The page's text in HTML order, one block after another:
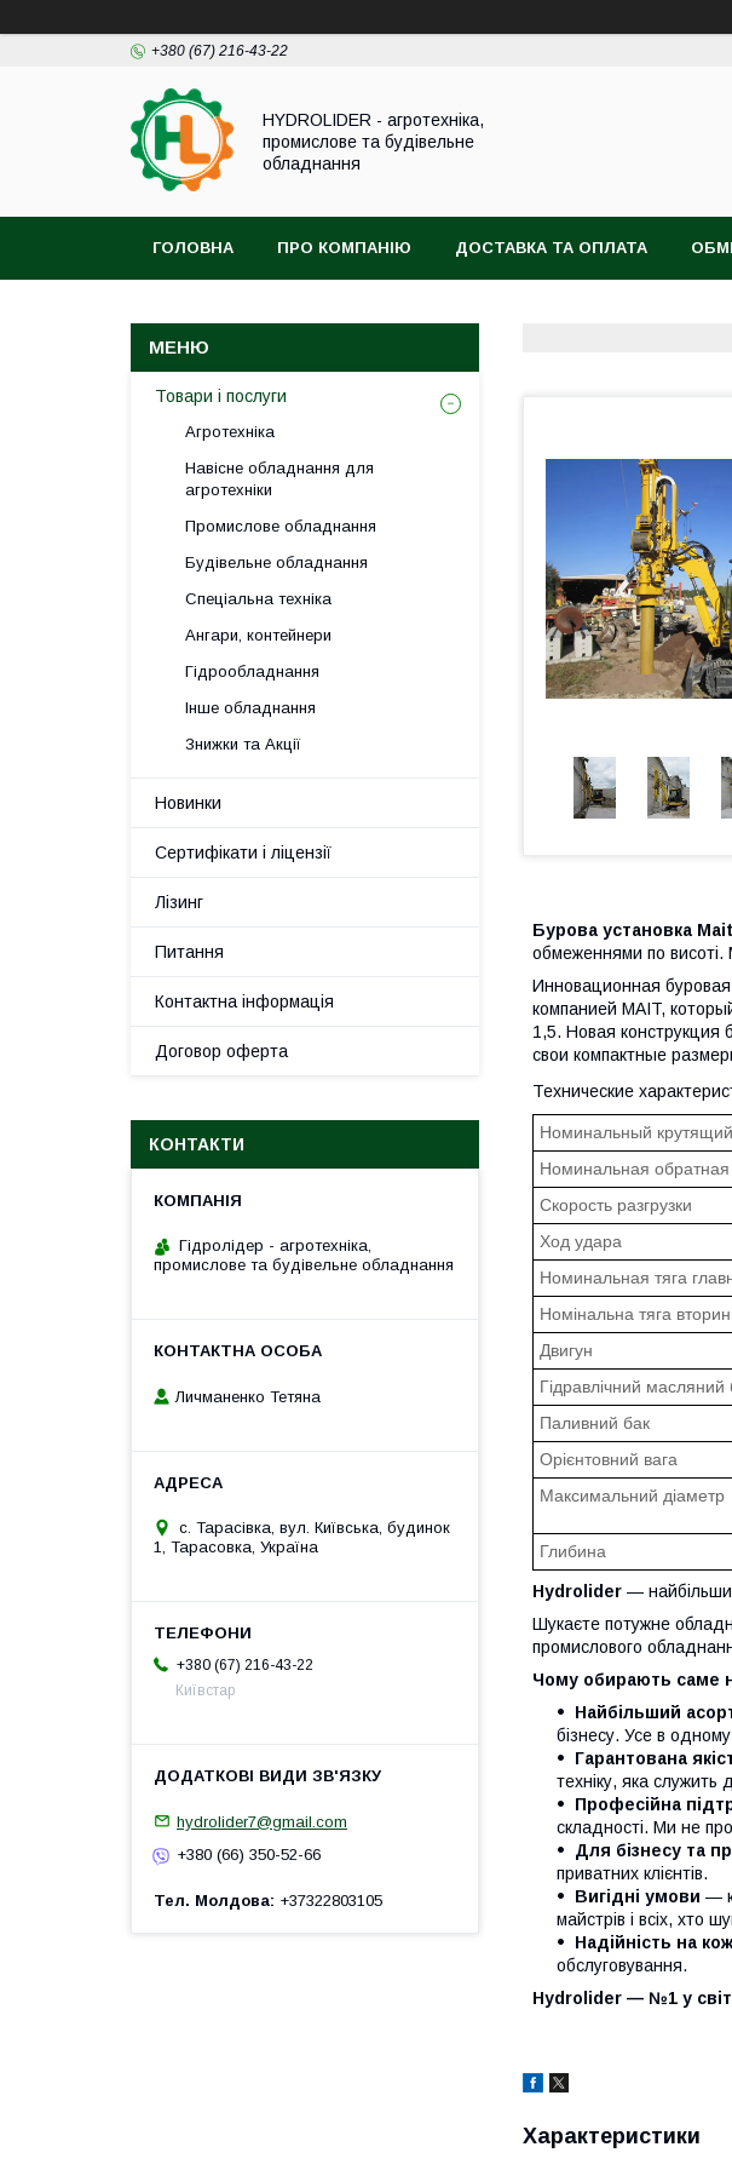
+380 (67) 216-43-22
HYDROLIDER - агротехніка,
промислове та будівельне
обладнання
ГОЛОВНА ПРО КОМПАНІЮ ДОСТАВКА ТА ОПЛАТА
Бурова установка
обмеженнями по висоті.
Инновационная
компанией MAIT,
1,5. Новая конструкция
свои компактные
Технические
Номинальный
Номинальная обратная
Скорость разгрузки
Ход удара
Номинальная тяга
Номінальна тяга
Двигун
Гідравлічний масляний
Паливний бак
Орієнтовний вага
Максимальний діаметр
Глибина
Hydrolider —
Шукаєте потужне
промислового
Чому обирають саме
Найбільший
бізнесу. Усе в одному
Гарантована
техніку, яка служить
Професійна
складності. Ми не
Для бізнесу та
приватних клієнтів.
Вигідні умови —
майстрів і всіх, хто
Надійність на
обслуговування.
Hydrolider — №1 у світі
Характеристики
Товари і послуги
Агротехніка
Навісне обладнання для
агротехніки
Промислове обладнання
Будівельне обладнання
Спеціальна техніка
Ангари, контейнери
Гідрообладнання
Інше обладнання
Знижки та Акції
Новинки
Сертифікати і ліцензії
Лізинг
Питання
Контактна інформація
Договор оферта
КОНТАКТИ
Гідролідер - агротехніка,
промислове та будівельне обладнання
Личманенко Тетяна
с. Тарасівка, вул. Київська, будинок
1, Тарасовка, Україна
+380 (67) 216-43-22
Київстар
hydrolider7@gmail.com
+380 (66) 350-52-66
Тел. Молдова +37322803105